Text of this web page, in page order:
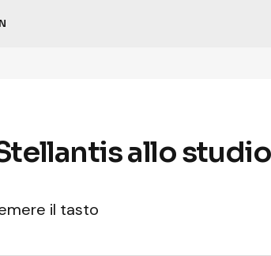
allo
il tasto